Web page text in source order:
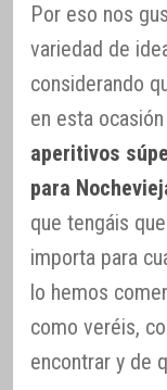
Por eso nos
variedad de
considerando
en esta
aperitivos
para
que tengáis
importa para
lo hemos
como veréis,
encontrar y de